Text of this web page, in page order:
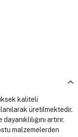
kaliteli
üretilmektedir.
artırır.
malzemelerden